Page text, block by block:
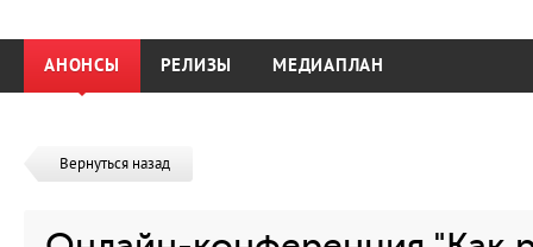
АНОНСЫ РЕЛИЗЫ МЕДИАПЛАН
Вернуться назад